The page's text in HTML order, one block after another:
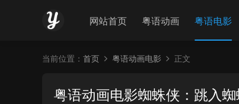
网站首页 粤语动画 粤语电影
当前位置： 首页 粤语动画电影 正文
粤语动画电影蜘蛛侠：跳入